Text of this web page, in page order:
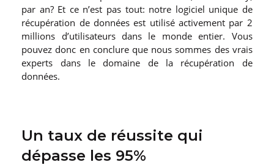
par an? Et ce n’est pas tout: notre logiciel unique de
récupération de données est utilisé activement par 2
millions d’utilisateurs dans le monde entier. Vous
pouvez donc en conclure que nous sommes des vrais
experts dans le domaine de la récupération de
données.
Un taux de réussite qui
dépasse les 95%